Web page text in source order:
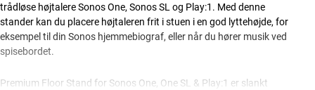
trådløse højtalere Sonos One, Sonos SL og Play:1. Med denne
stander kan du placere højtaleren frit i stuen i en god lyttehøjde, for
eksempel til din Sonos hjemmebiograf, eller når du hører musik ved
spisebordet.
Premium Floor Stand for Sonos One, One SL & Play:1 er slankt